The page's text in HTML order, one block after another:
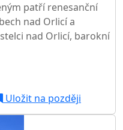
patří renesanční
nad Orlicí a
nad Orlicí, barokní
Uložit na později